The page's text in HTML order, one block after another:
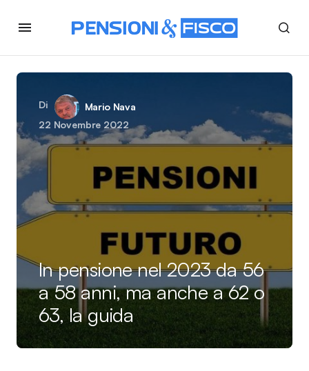
Di
Mario Nava
22 Novembre 2022
In pensione nel 2023 da 56
a 58 anni, ma anche a 62 o
63, la guida